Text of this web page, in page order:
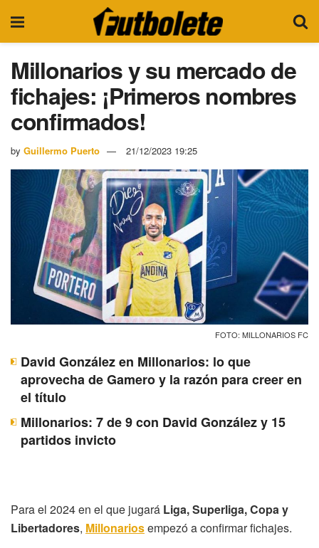
Millonarios y su mercado de
fichajes: ¡Primeros nombres
confirmados!
by Guillermo Puerto 21/12/2023 19:25
FOTO: MILLONARIOS FC
David González en Millonarios: lo que
aprovecha de Gamero y la razón para creer en
el título
Millonarios: 7 de 9 con David González y 15
partidos invicto
Para el 2024 en el que jugará Liga, Superliga, Copa y
Libertadores, Millonariosempezó a confirmar fichajes.